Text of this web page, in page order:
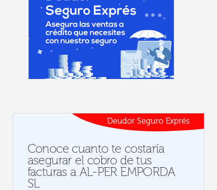
Deudor Seguro Exprés
Conoce cuanto te costaría
asegurar el cobro de tus
facturas a AL-PER EMPORDA
SL